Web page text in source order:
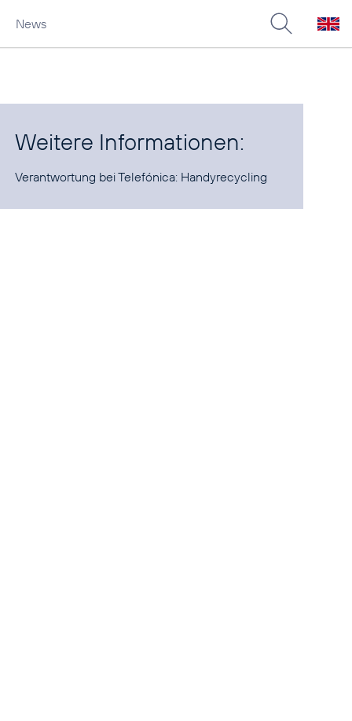
News
Weitere Informationen:
Verantwortung bei Telefónica: Handyrecycling